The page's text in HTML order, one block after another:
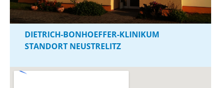
DIETRICH-BONHOEFFER-KLINIKUM
STANDORT NEUSTRELITZ